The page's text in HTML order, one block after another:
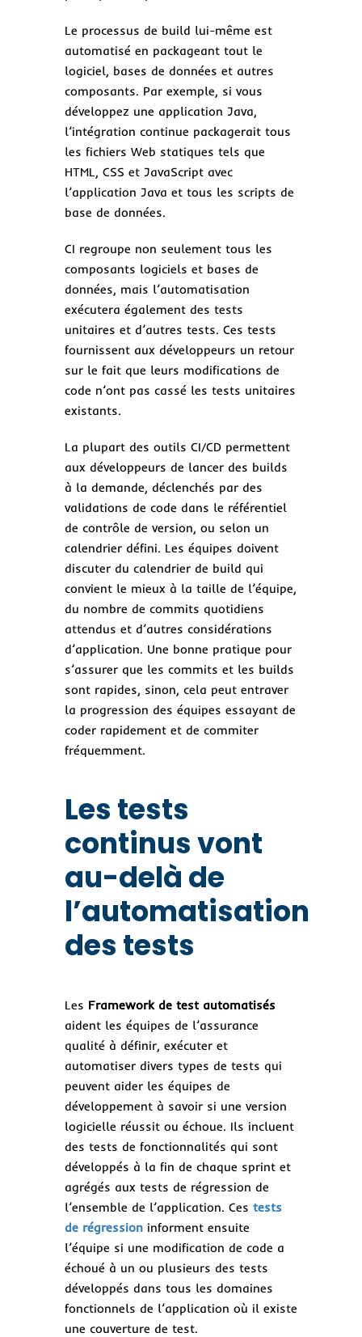
Le processus de build lui-même est
automatisé en packageant tout le
logiciel, bases de données et autres
composants. Par exemple, si vous
développez une application Java,
l’intégration continue packagerait tous
les fichiers Web statiques tels que
HTML, CSS et JavaScript avec
l’application Java et tous les scripts de
base de données.
CI regroupe non seulement tous les
composants logiciels et bases de
données, mais l’automatisation
exécutera également des tests
unitaires et d’autres tests. Ces tests
fournissent aux développeurs un retour
sur le fait que leurs modifications de
code n’ont pas cassé les tests unitaires
existants.
La plupart des outils CI/CD permettent
aux développeurs de lancer des builds
à la demande, déclenchés par des
validations de code dans le référentiel
de contrôle de version, ou selon un
calendrier défini. Les équipes doivent
discuter du calendrier de build qui
convient le mieux à la taille de l’équipe,
du nombre de commits quotidiens
attendus et d’autres considérations
d’application. Une bonne pratique pour
s’assurer que les commits et les builds
sont rapides, sinon, cela peut entraver
la progression des équipes essayant de
coder rapidement et de commiter
fréquemment.
Les tests
continus vont
au-delà de
l’automatisation
des tests
Les Framework de test automatisés
aident les équipes de l’assurance
qualité à définir, exécuter et
automatiser divers types de tests qui
peuvent aider les équipes de
développement à savoir si une version
logicielle réussit ou échoue. Ils incluent
des tests de fonctionnalités qui sont
développés à la fin de chaque sprint et
agrégés aux tests de régression de
l’ensemble de l’application. Ces tests
de régressioninforment ensuite
l’équipe si une modification de code a
échoué à un ou plusieurs des tests
développés dans tous les domaines
fonctionnels de l’application où il existe
une couverture de test.